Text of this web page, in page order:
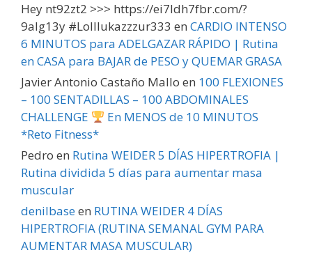
Hey nt92zt2 >>> https://ei7ldh7fbr.com/?
9alg13y #Lolllukazzzur333 en CARDIO INTENSO
6 MINUTOS para ADELGAZAR RÁPIDO | Rutina
en CASA para BAJAR de PESO y QUEMAR GRASA
Javier Antonio Castaño Mallo en 100 FLEXIONES
– 100 SENTADILLAS – 100 ABDOMINALES
CHALLENGE
En MENOS de 10 MINUTOS
*Reto Fitness*
Pedro en Rutina WEIDER 5 DÍAS HIPERTROFIA |
Rutina dividida 5 días para aumentar masa
muscular
denilbaseen RUTINA WEIDER 4 DÍAS
HIPERTROFIA (RUTINA SEMANAL GYM PARA
AUMENTAR MASA MUSCULAR)